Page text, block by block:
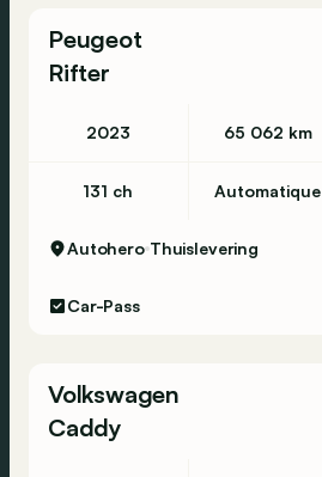
Peugeot
Rifter
2023 65 062 km
131 ch Automatique
Autohero Thuislevering
Car-Pass
Volkswagen
Caddy